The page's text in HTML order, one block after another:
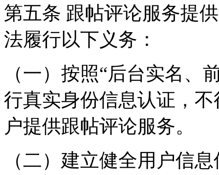
第五条 跟帖评论服务提
法履行以下义务：
（一）按照“后台实名、
行真实身份信息认证，
户提供跟帖评论服务。
（二）建立健全用户信